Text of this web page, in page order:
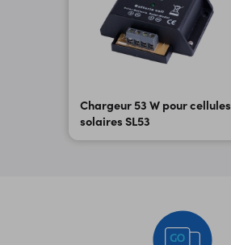
Chargeur 53 W pour cellules
solaires SL53